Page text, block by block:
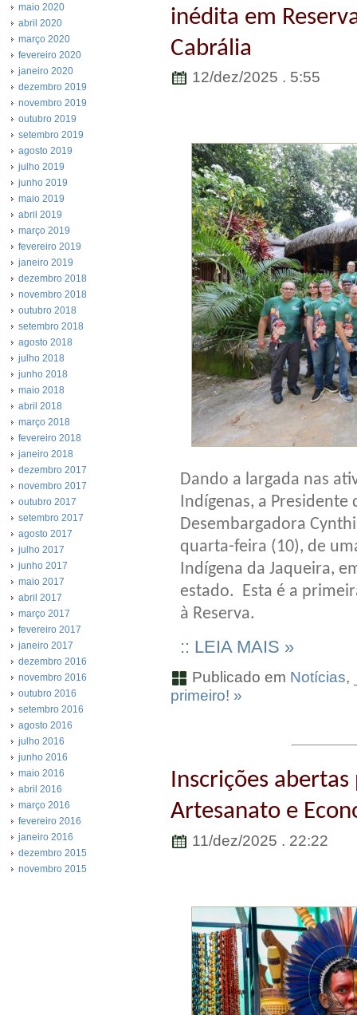
maio 2020
abril 2020
março 2020
fevereiro 2020
janeiro 2020
dezembro 2019
novembro 2019
outubro 2019
setembro 2019
agosto 2019
julho 2019
junho 2019
maio 2019
abril 2019
março 2019
fevereiro 2019
janeiro 2019
dezembro 2018
novembro 2018
outubro 2018
setembro 2018
agosto 2018
julho 2018
junho 2018
maio 2018
abril 2018
março 2018
fevereiro 2018
janeiro 2018
dezembro 2017
novembro 2017
outubro 2017
setembro 2017
agosto 2017
julho 2017
junho 2017
maio 2017
abril 2017
março 2017
fevereiro 2017
janeiro 2017
dezembro 2016
novembro 2016
outubro 2016
setembro 2016
agosto 2016
julho 2016
junho 2016
maio 2016
abril 2016
março 2016
fevereiro 2016
janeiro 2016
dezembro 2015
novembro 2015
inédita em
Cabrália
12/dez/2025 . 5:55
Dando a largada nas
Indígenas, a Presidente
Desembargadora
quarta-feira (10), de
Indígena da Jaqueira,
estado. Esta é a
à Reserva.
:: LEIA MAIS »
Publicado em Notícias,
primeiro! »
Inscrições
Artesanato e
11/dez/2025 . 22:22